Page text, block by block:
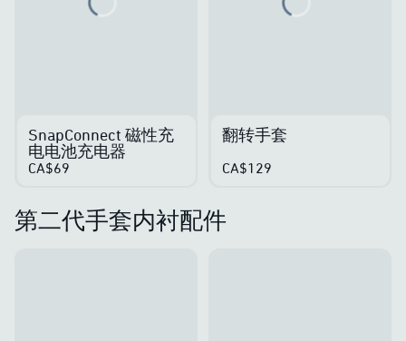
SnapConnect 磁性充
电电池充电器
CA$69
翻转手套
CA$129
第二代手套内衬配件